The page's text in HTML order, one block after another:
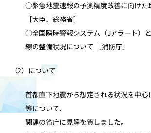
○緊急地震速報の予測精度改善に向けた
［大臣、総務省］
○全国瞬時警報システム（Jアラート）
線の整備状況について ［消防庁］
（2）について
首都直下地震から想定される状況を中心
等について、
関連の省庁に見解を質しました。